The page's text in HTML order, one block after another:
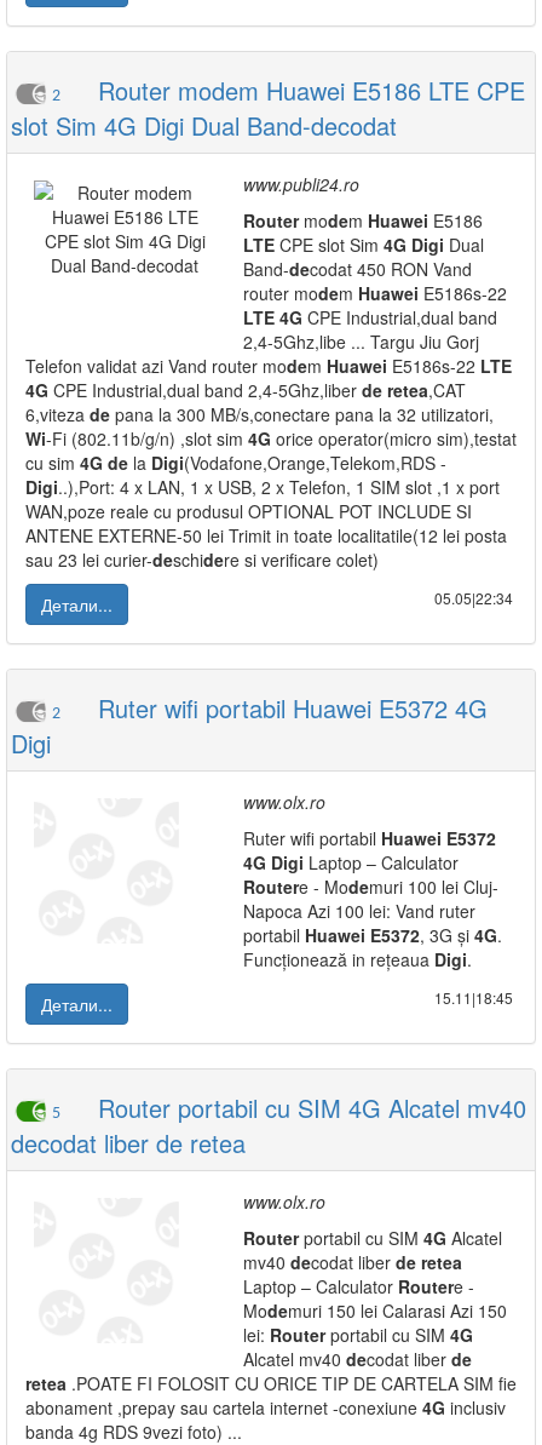
2
Router modem Huawei E5186 LTE CPE
slot Sim 4G Digi Dual Band-decodat
www.publi24.ro
Routermodem Huawei E5186
LTE CPE slot Sim 4G Digi Dual
Band-decodat 450 RON Vand
router modem Huawei E5186s-22
LTE 4G CPE Industrial,dual band
2,4-5Ghz,libe ... Targu Jiu Gorj
Telefon validat azi Vand router modem Huawei E5186s-22 LTE
4G CPE Industrial,dual band 2,4-5Ghz,liber de retea,CAT
6,viteza de pana la 300 MB/s,conectare pana la 32 utilizatori,
Wi-Fi (802.11b/g/n) ,slot sim 4G orice operator(micro sim),testat
cu sim 4G de la Digi(Vodafone,Orange,Telekom,RDS -
Digi..),Port: 4 x LAN, 1 x USB, 2 x Telefon, 1 SIM slot ,1 x port
WAN,poze reale cu produsul OPTIONAL POT INCLUDE SI
ANTENE EXTERNE-50 lei Trimit in toate localitatile(12 lei posta
sau 23 lei curier-deschidere si verificare colet)
Детали...
05.05|22:34
2
Ruter wifi portabil Huawei E5372 4G
Digi
www.olx.ro
Ruter wifi portabil Huawei E5372
4G Digi Laptop – Calculator
Routere - Modemuri 100 lei Cluj-
Napoca Azi 100 lei: Vand ruter
portabil Huawei E5372, 3G și 4G.
Funcționează in rețeaua Digi.
Детали...
15.11|18:45
5
Router portabil cu SIM 4G Alcatel mv40
decodat liber de retea
www.olx.ro
Routerportabil cu SIM 4G Alcatel
mv40 decodat liber de retea
Laptop – Calculator Routere -
Modemuri 150 lei Calarasi Azi 150
lei: Routerportabil cu SIM 4G
Alcatel mv40 decodat liber de
retea .POATE FI FOLOSIT CU ORICE TIP DE CARTELA SIM fie
abonament ,prepay sau cartela internet -conexiune 4G inclusiv
banda 4g RDS 9vezi foto) ...